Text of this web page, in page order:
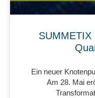
SUMMETIX
Ein neuer
Am 28. Mai